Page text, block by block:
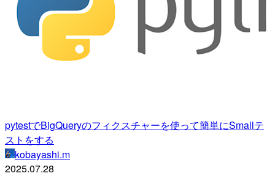
pytestでBigQueryのフィクスチャーを使って簡単にSmallテ
ストをする
kobayashi.m
2025.07.28